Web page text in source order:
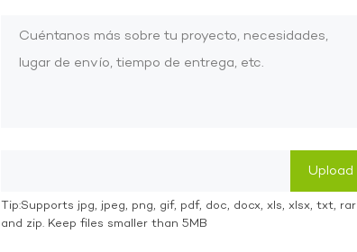
Tip:Supports jpg, jpeg, png, gif, pdf, doc, docx, xls, xlsx, txt, rar
and zip. Keep files smaller than 5MB